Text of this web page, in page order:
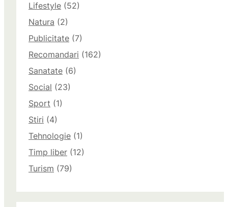
Lifestyle (52)
Natura (2)
Publicitate (7)
Recomandari (162)
Sanatate (6)
Social (23)
Sport (1)
Stiri (4)
Tehnologie (1)
Timp liber (12)
Turism (79)